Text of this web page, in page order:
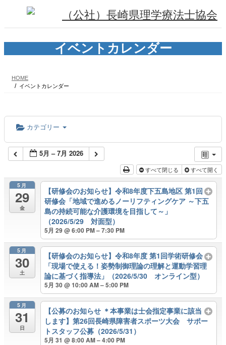
ツ
シ
イベントカレンダー
HOME
イベントカレンダー
カテゴリー
5月 – 7月 2026
すべて閉じる すべて開く
5月
29
金
【研修会のお知らせ】令和8年度下五島地区 第1回
研修会「地域で進めるノーリフティングケア ～下五
島の持続可能な介護環境を目指して～」
（2026/5/29 対面型）
5月 29 @ 6:00 PM – 7:30 PM
5月
30
土
【研修会のお知らせ】令和8年度 第1回学術研修会
「現場で使える！姿勢制御理論の理解と運動学習理
論に基づく指導法」（2026/5/30 オンライン型）
5月 30 @ 10:00 AM – 5:00 PM
5月
31
日
【公募のお知らせ ＊本事業は士会指定事業に該当
します】第26回長崎県障害者スポーツ大会 サポー
トスタッフ公募（2026/5/31）
5月 31 @ 8:00 AM – 4:00 PM